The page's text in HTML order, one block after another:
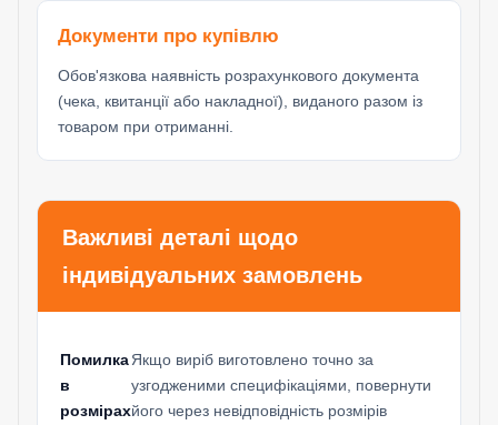
Документи про купівлю
Обов'язкова наявність розрахункового документа
(чека, квитанції або накладної), виданого разом із
товаром при отриманні.
Важливі деталі щодо
індивідуальних замовлень
Помилка
в
розмірах
Якщо виріб виготовлено точно за
узгодженими специфікаціями, повернути
його через невідповідність розмірів